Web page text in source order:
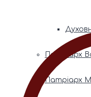
Патріарх
Патріарх